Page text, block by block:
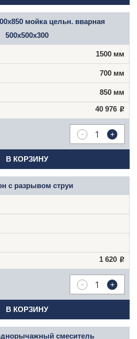
мойка цельн. вварная
500x500x300
1500 мм
700 мм
850 мм
40 976 Р
- +
В КОРЗИНУ
с разрывом струи
1 620 Р
- +
В КОРЗИНУ
смеситель